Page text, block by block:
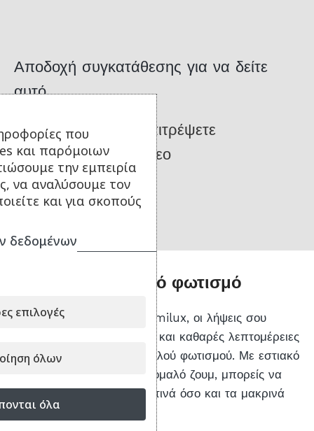
Αποδοχή συγκατάθεσης για να δείτε
αυτό
Κάντε κλικ για να επιτρέψετε
Ενσωματωμένα βίντεο
Απόδοση σε χαμηλό φωτισμό
Χάρη στον φακό Leica Summilux, οι λήψεις σου
διατηρούν πλούσια χρώματα και καθαρές λεπτομέρειες
ακόμα και σε συνθήκες χαμηλού φωτισμού. Με εστιακό
εύρος 15 έως 230 χλστ. και ομαλό ζουμ, μπορείς να
ελέγχεις εύκολα τόσο τα κοντινά όσο και τα μακρινά
θέματα.
που
και παρόμοιων
την εμπειρία
να αναλύσουμε τον
και για σκοπούς
δεδομένων
επιλογές
όλων
όλα